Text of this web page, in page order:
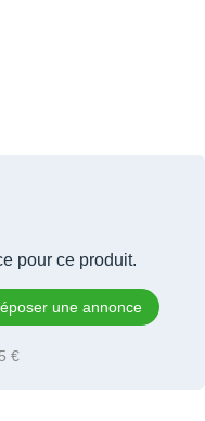
pour ce produit.
une annonce
€